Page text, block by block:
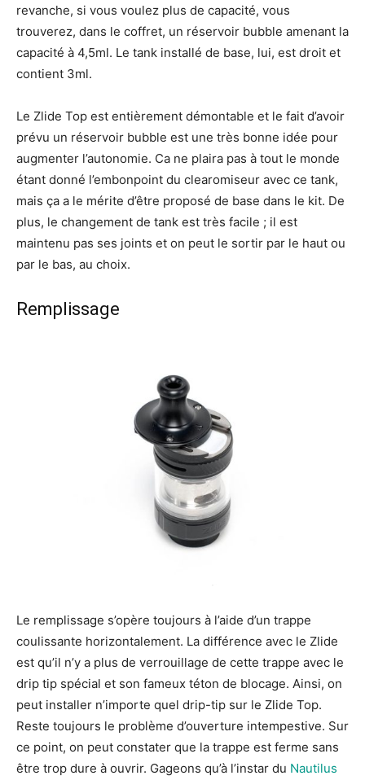
revanche, si vous voulez plus de capacité, vous
trouverez, dans le coffret, un réservoir bubble amenant la
capacité à 4,5ml. Le tank installé de base, lui, est droit et
contient 3ml.
Le Zlide Top est entièrement démontable et le fait d’avoir
prévu un réservoir bubble est une très bonne idée pour
augmenter l’autonomie. Ca ne plaira pas à tout le monde
étant donné l’embonpoint du clearomiseur avec ce tank,
mais ça a le mérite d’être proposé de base dans le kit. De
plus, le changement de tank est très facile ; il est
maintenu pas ses joints et on peut le sortir par le haut ou
par le bas, au choix.
Remplissage
Le remplissage s’opère toujours à l’aide d’un trappe
coulissante horizontalement. La différence avec le Zlide
est qu’il n’y a plus de verrouillage de cette trappe avec le
drip tip spécial et son fameux téton de blocage. Ainsi, on
peut installer n’importe quel drip-tip sur le Zlide Top.
Reste toujours le problème d’ouverture intempestive. Sur
ce point, on peut constater que la trappe est ferme sans
être trop dure à ouvrir. Gageons qu’à l’instar du Nautilus